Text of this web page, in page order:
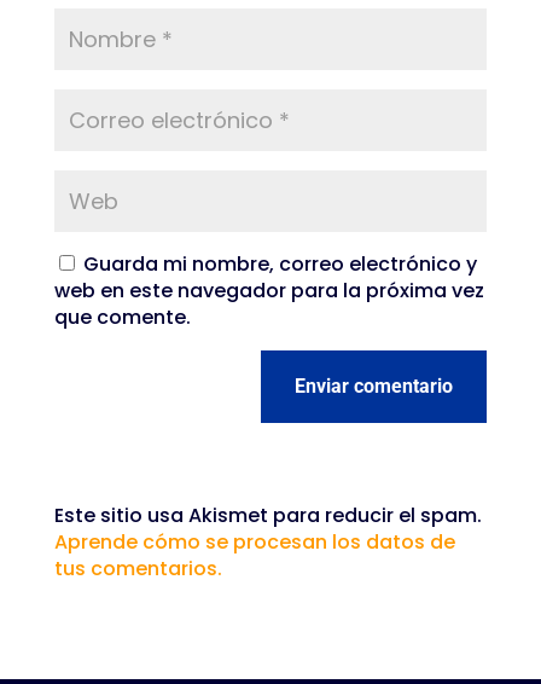
Guarda mi nombre, correo electrónico y
web en este navegador para la próxima vez
que comente.
Enviar comentario
Este sitio usa Akismet para reducir el spam.
Aprende cómo se procesan los datos de
tus comentarios.